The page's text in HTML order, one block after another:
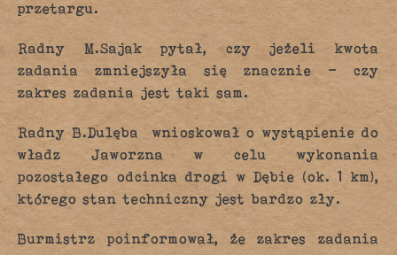
przetargu.
Radny M.Sajak pytał, czy jeżeli kwota
zadania zmniejszyła się znacznie – czy
zakres zadania jest taki sam.
Radny B.Dulęba wnioskował o wystąpienie do
władz Jaworzna w celu wykonania
pozostałego odcinka drogi w Dębie (ok. 1 km),
którego stan techniczny jest bardzo zły.
Burmistrz poinformował, że zakres zadania